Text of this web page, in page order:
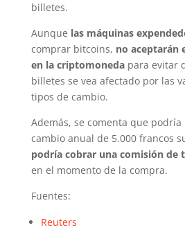
billetes.
Aunque las máquinas
comprar bitcoins, no aceptarán
en la criptomonedapara evitar
billetes se vea afectado por las
tipos de cambio.
Además, se comenta que
cambio anual de 5.000 francos
podría cobrar una comisión de
en el momento de la compra.
Fuentes:
Reuters